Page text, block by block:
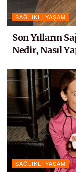
SAĞLIKLI YAŞAM
Son Yılların
Nedir, Nasıl
SAĞLIKLI YAŞAM